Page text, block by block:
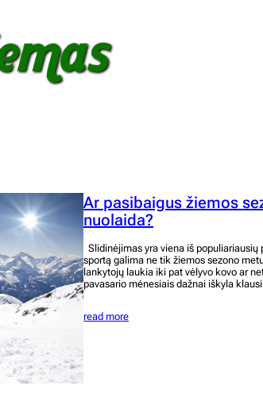
Ar pasibaigus žiemos
nuolaida?
Slidinėjimas yra viena iš
sportą galima ne tik žiemos sezono
lankytojų laukia iki pat vėlyvo kovo ar
pavasario mėnesiais dažnai iškyla
read more